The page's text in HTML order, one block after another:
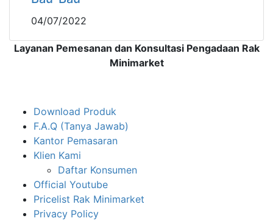
04/07/2022
Layanan Pemesanan dan Konsultasi Pengadaan Rak
Minimarket
Download Produk
F.A.Q (Tanya Jawab)
Kantor Pemasaran
Klien Kami
Daftar Konsumen
Official Youtube
Pricelist Rak Minimarket
Privacy Policy